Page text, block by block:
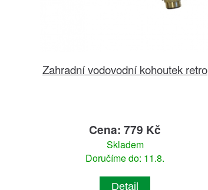
Zahradní vodovodní kohoutek retro
Cena: 779 Kč
Skladem
Doručíme do: 11.8.
Detail